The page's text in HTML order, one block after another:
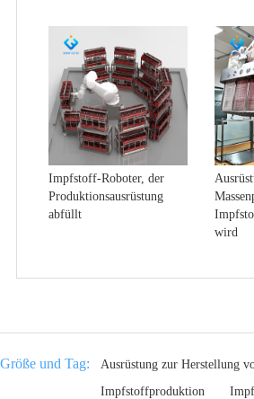
Impfstoff-Roboter, der
Produktionsausrüstung
abfüllt
wird
Größe und Tag:
Ausrüstung zur Herstellung
Impfstoffproduktion